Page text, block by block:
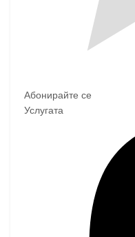
Абонирайте се
Услугата